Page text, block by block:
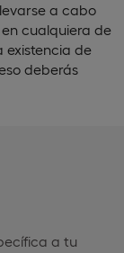
a cabo
cualquiera de
existencia de
deberás
a tu